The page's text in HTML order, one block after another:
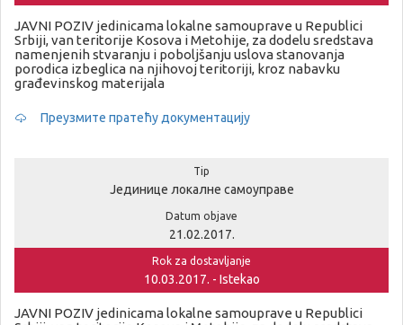
JAVNI POZIV jedinicama lokalne samouprave u Republici
Srbiji, van teritorije Kosova i Metohije, za dodelu sredstava
namenjenih stvaranju i poboljšanju uslova stanovanja
porodica izbeglica na njihovoj teritoriji, kroz nabavku
građevinskog materijala
Преузмите пратећу документацију
Tip
Јединице локалне самоуправе
Datum objave
21.02.2017.
Rok za dostavljanje
10.03.2017. - Istekao
JAVNI POZIV jedinicama lokalne samouprave u Republici